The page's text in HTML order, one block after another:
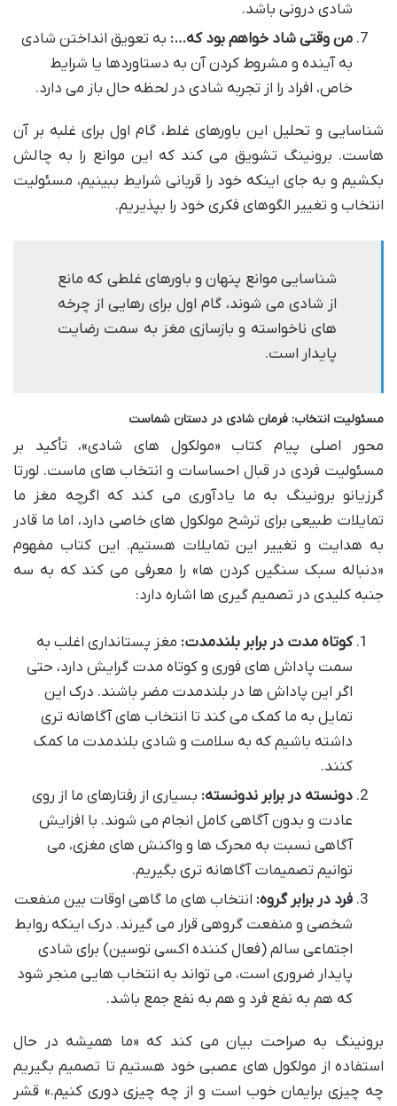
شادی درونی باشد.
من وقتی شاد خواهم بود که…: به تعویق انداختن شادی
به آینده و مشروط کردن آن به دستاوردها یا شرایط
خاص، افراد را از تجربه شادی در لحظه حال باز می دارد.
شناسایی و تحلیل این باورهای غلط، گام اول برای غلبه بر آن
هاست. برونینگ تشویق می کند که این موانع را به چالش
بکشیم و به جای اینکه خود را قربانی شرایط ببینیم، مسئولیت
انتخاب و تغییر الگوهای فکری خود را بپذیریم.
شناسایی موانع پنهان و باورهای غلطی که مانع
از شادی می شوند، گام اول برای رهایی از چرخه
های ناخواسته و بازسازی مغز به سمت رضایت
پایدار است.
مسئولیت انتخاب: فرمان شادی در دستان شماست
محور اصلی پیام کتاب «مولکول های شادی»، تأکید بر
مسئولیت فردی در قبال احساسات و انتخاب های ماست. لورتا
گرزیانو برونینگ به ما یادآوری می کند که اگرچه مغز ما
تمایلات طبیعی برای ترشح مولکول های خاصی دارد، اما ما قادر
به هدایت و تغییر این تمایلات هستیم. این کتاب مفهوم
«دنباله سبک سنگین کردن ها» را معرفی می کند که به سه
جنبه کلیدی در تصمیم گیری ها اشاره دارد:
کوتاه مدت در برابر بلندمدت: مغز پستانداری اغلب به
سمت پاداش های فوری و کوتاه مدت گرایش دارد، حتی
اگر این پاداش ها در بلندمدت مضر باشند. درک این
تمایل به ما کمک می کند تا انتخاب های آگاهانه تری
داشته باشیم که به سلامت و شادی بلندمدت ما کمک
کنند.
دونسته در برابر ندونسته: بسیاری از رفتارهای ما از روی
عادت و بدون آگاهی کامل انجام می شوند. با افزایش
آگاهی نسبت به محرک ها و واکنش های مغزی، می
توانیم تصمیمات آگاهانه تری بگیریم.
فرد در برابر گروه: انتخاب های ما گاهی اوقات بین منفعت
شخصی و منفعت گروهی قرار می گیرند. درک اینکه روابط
اجتماعی سالم (فعال کننده اکسی توسین) برای شادی
پایدار ضروری است، می تواند به انتخاب هایی منجر شود
که هم به نفع فرد و هم به نفع جمع باشد.
برونینگ به صراحت بیان می کند که «ما همیشه در حال
استفاده از مولکول های عصبی خود هستیم تا تصمیم بگیریم
چه چیزی برایمان خوب است و از چه چیزی دوری کنیم.» قشر